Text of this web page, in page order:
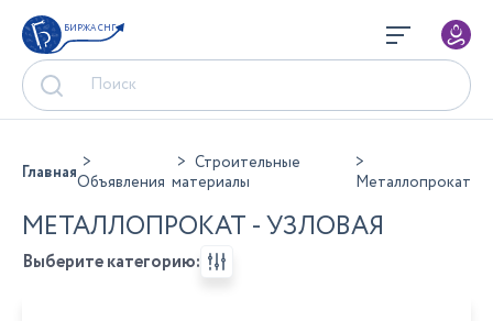
БИРЖА СНГ
ГлавнаяОбъявления
Строительные
материалы
Металлопрокат
МЕТАЛЛОПРОКАТ - УЗЛОВАЯ
Выберите категорию: